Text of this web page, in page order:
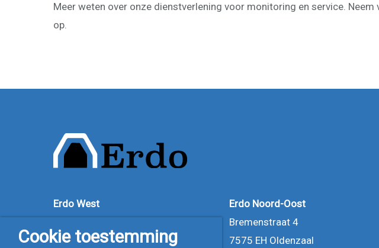
Meer weten over onze dienstverlening voor monitoring en service. Neem
op.
Erdo West
2901 AM Capelle aan den IJssel
Erdo Noord-Oost
Bremenstraat 4
7575 EH Oldenzaal
Cookie toestemming